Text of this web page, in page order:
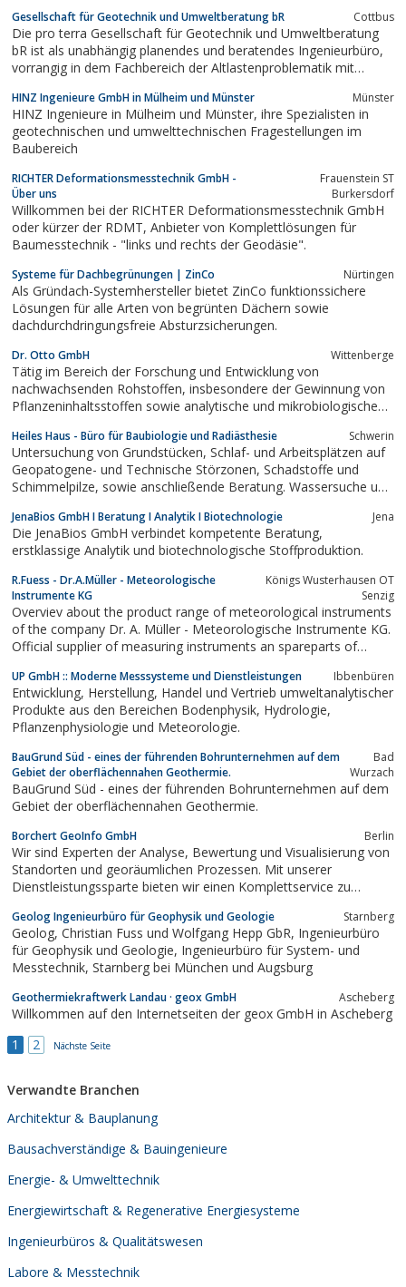
Gesellschaft für Geotechnik und Umweltberatung bR Cottbus
Die pro terra Gesellschaft für Geotechnik und Umweltberatung
bR ist als unabhängig planendes und beratendes Ingenieurbüro,
vorrangig in dem Fachbereich der Altlastenproblematik mit
Altlastensanierung, Abfallmanagement, Entsorgung,
Umweltberatung, Geotechnik,...
HINZ Ingenieure GmbH in Mülheim und Münster Münster
HINZ Ingenieure in Mülheim und Münster, ihre Spezialisten in
geotechnischen und umwelttechnischen Fragestellungen im
Baubereich
RICHTER Deformationsmesstechnik GmbH -
Über uns
Frauenstein ST
Burkersdorf
Willkommen bei der RICHTER Deformationsmesstechnik GmbH
oder kürzer der RDMT, Anbieter von Komplettlösungen für
Baumesstechnik - "links und rechts der Geodäsie".
Systeme für Dachbegrünungen | ZinCo Nürtingen
Als Gründach-Systemhersteller bietet ZinCo funktionssichere
Lösungen für alle Arten von begrünten Dächern sowie
dachdurchdringungsfreie Absturzsicherungen.
Dr. Otto GmbH Wittenberge
Tätig im Bereich der Forschung und Entwicklung von
nachwachsenden Rohstoffen, insbesondere der Gewinnung von
Pflanzeninhaltsstoffen sowie analytische und mikrobiologische
Heiles Haus - Büro für Baubiologie und Radiästhesie Schwerin
Untersuchung von Grundstücken, Schlaf- und Arbeitsplätzen auf
Geopatogene- und Technische Störzonen, Schadstoffe und
Schimmelpilze, sowie anschließende Beratung. Wassersuche und
JenaBios GmbH I Beratung I Analytik I Biotechnologie Jena
Die JenaBios GmbH verbindet kompetente Beratung,
erstklassige Analytik und biotechnologische Stoffproduktion.
R.Fuess - Dr.A.Müller - Meteorologische
Instrumente KG
Königs Wusterhausen OT
Senzig
Overviev about the product range of meteorological instruments
of the company Dr. A. Müller - Meteorologische Instrumente KG.
Official supplier of measuring instruments an spareparts of
Meteorologischen Instumenten der Firma Dr. Alfred Müller -
Meteorologische Instrumente KG,...
UP GmbH :: Moderne Messsysteme und Dienstleistungen Ibbenbüren
Entwicklung, Herstellung, Handel und Vertrieb umweltanalytischer
Produkte aus den Bereichen Bodenphysik, Hydrologie,
Pflanzenphysiologie und Meteorologie.
BauGrund Süd - eines der führenden Bohrunternehmen auf dem
Gebiet der oberflächennahen Geothermie.
Bad
Wurzach
BauGrund Süd - eines der führenden Bohrunternehmen auf dem
Gebiet der oberflächennahen Geothermie.
Borchert GeoInfo GmbH Berlin
Wir sind Experten der Analyse, Bewertung und Visualisierung von
Standorten und georäumlichen Prozessen. Mit unserer
Dienstleistungssparte bieten wir einen Komplettservice zu
Einsatz in wirtschaftsgeographischen Bereichen wie
Immobilienbewertung sowie Geomarketing und...
Geolog Ingenieurbüro für Geophysik und Geologie Starnberg
Geolog, Christian Fuss und Wolfgang Hepp GbR, Ingenieurbüro
für Geophysik und Geologie, Ingenieurbüro für System- und
Messtechnik, Starnberg bei München und Augsburg
Geothermiekraftwerk Landau · geox GmbH Ascheberg
Willkommen auf den Internetseiten der geox GmbH in Ascheberg
1
2 Nächste Seite
Verwandte Branchen
Architektur & Bauplanung
Bausachverständige & Bauingenieure
Energie- & Umwelttechnik
Energiewirtschaft & Regenerative Energiesysteme
Ingenieurbüros & Qualitätswesen
Labore & Messtechnik